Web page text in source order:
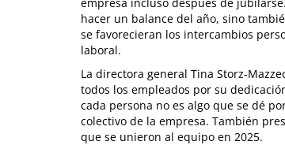
hacer un balance del año, sino
se favorecieran los intercambios
laboral.
La directora general Tina Storz-
todos los empleados por su
cada persona no es algo que se dé
colectivo de la empresa. También
que se unieron al equipo en 2025.